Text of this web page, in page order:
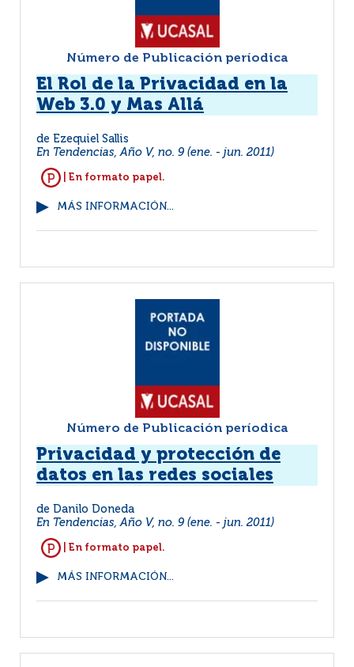
Número de Publicación períodica
El Rol de la Privacidad en la
Web 3.0 y Mas Allá
de Ezequiel Sallis
En Tendencias, Año V, no. 9 (ene. - jun. 2011)
| En formato papel.
MÁS INFORMACIÓN...
Número de Publicación períodica
Privacidad y protección de
datos en las redes sociales
de Danilo Doneda
En Tendencias, Año V, no. 9 (ene. - jun. 2011)
| En formato papel.
MÁS INFORMACIÓN...